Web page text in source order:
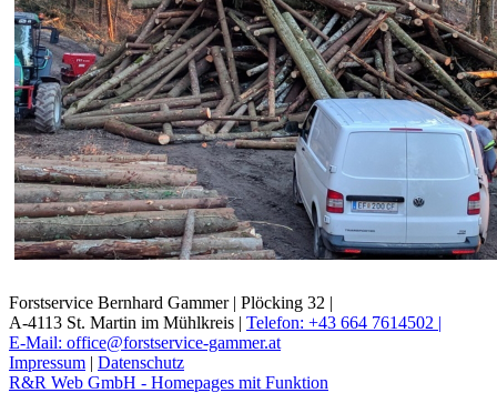
Forstservice Bernhard Gammer | Plöcking 32 |
A-4113 St. Martin im Mühlkreis | Telefon: +43 664 7614502 |
E-Mail: office@forstservice-gammer.at
Impressum | Datenschutz
R&R Web GmbH - Homepages mit Funktion